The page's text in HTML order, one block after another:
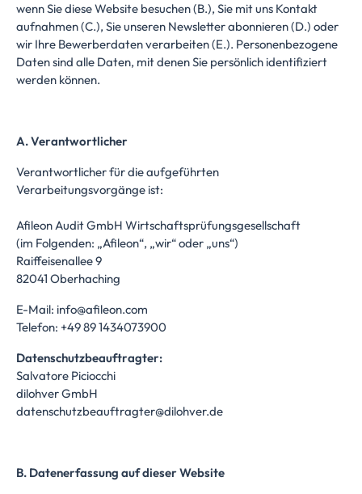
wenn Sie diese Website besuchen (B.), Sie mit uns Kontakt
aufnahmen (C.), Sie unseren Newsletter abonnieren (D.) oder
wir Ihre Bewerberdaten verarbeiten (E.). Personenbezogene
Daten sind alle Daten, mit denen Sie persönlich identifiziert
werden können.
A. Verantwortlicher
Verantwortlicher für die aufgeführten
Verarbeitungsvorgänge ist:
Afileon Audit GmbH Wirtschaftsprüfungsgesellschaft
(im Folgenden: „Afileon“, „wir“ oder „uns“)
Raiffeisenallee 9
82041 Oberhaching
E-Mail: info@afileon.com
Telefon: +49 89 1434073900
Datenschutzbeauftragter:
Salvatore Piciocchi
dilohver GmbH
datenschutzbeauftragter@dilohver.de
B. Datenerfassung auf dieser Website